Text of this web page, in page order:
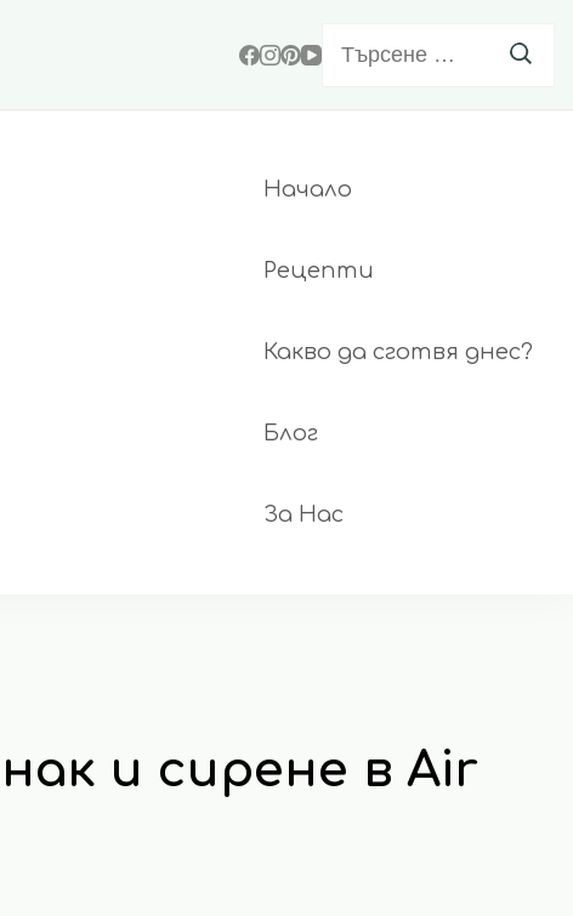
за:
Начало
Рецепти
Какво да сготвя днес?
Блог
За Нас
и сирене в Air